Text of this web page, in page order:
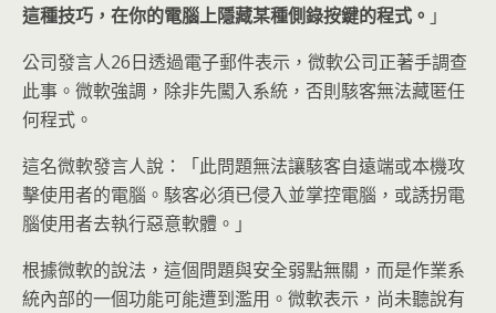
這種技巧，在你的電腦上隱藏某種側錄按鍵的程式。 」
公司發言人26日透過電子郵件表示，微軟公司正著手調查
此事。微軟強調，除非先闖入系統，否則駭客無法藏匿任
何程式。
這名微軟發言人說：「此問題無法讓駭客自遠端或本機攻
擊使用者的電腦。駭客必須已侵入並掌控電腦，或誘拐電
腦使用者去執行惡意軟體。」
根據微軟的說法，這個問題與安全弱點無關，而是作業系
統內部的一個功能可能遭到濫用。微軟表示，尚未聽說有